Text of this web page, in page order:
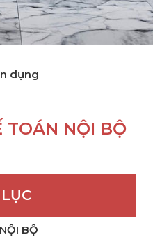
dụng
TOÁN NỘI BỘ
BỘ